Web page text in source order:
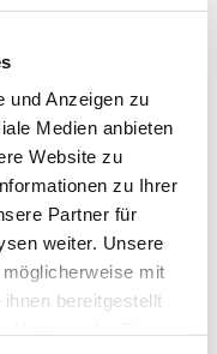
und Anzeigen zu
Medien anbieten
Website zu
zu Ihrer
Partner für
weiter. Unsere
mit
bereitgestellt
auch